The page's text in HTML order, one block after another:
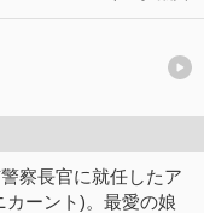
察長官に就任したア
ーント)。最愛の娘